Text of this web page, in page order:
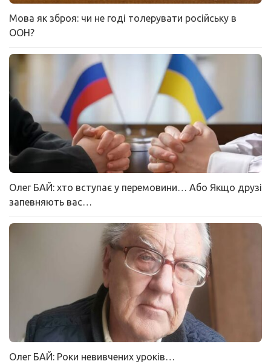
Мова як зброя: чи не годі толерувати російську в
ООН?
Олег БАЙ: хто вступає у перемовини… Або Якщо друзі
запевняють вас…
Олег БАЙ: Роки невивчених уроків…